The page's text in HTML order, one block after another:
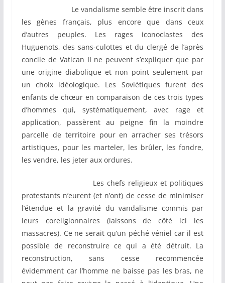
Le vandalisme semble être inscrit dans
les gènes français, plus encore que dans ceux
d’autres peuples. Les rages iconoclastes des
Huguenots, des sans-culottes et du clergé de l’après
concile de Vatican II ne peuvent s’expliquer que par
une origine diabolique et non point seulement par
un choix idéologique. Les Soviétiques furent des
enfants de chœur en comparaison de ces trois types
d’hommes qui, systématiquement, avec rage et
application, passèrent au peigne fin la moindre
parcelle de territoire pour en arracher ses trésors
artistiques, pour les marteler, les brûler, les fondre,
les vendre, les jeter aux ordures.
Les chefs religieux et politiques
protestants n’eurent (et n’ont) de cesse de minimiser
l’étendue et la gravité du vandalisme commis par
leurs coreligionnaires (laissons de côté ici les
massacres). Ce ne serait qu’un péché véniel car il est
possible de reconstruire ce qui a été détruit. La
reconstruction, sans cesse recommencée
évidemment car l’homme ne baisse pas les bras, ne